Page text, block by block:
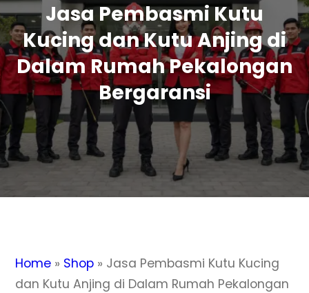
Jasa Pembasmi Kutu
Kucing dan Kutu Anjing di
Dalam Rumah Pekalongan
Bergaransi
Home » Shop » Jasa Pembasmi Kutu Kucing
dan Kutu Anjing di Dalam Rumah Pekalongan